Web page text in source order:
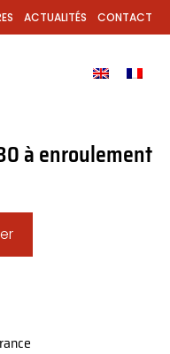
ACTUALITÉS CONTACT
à enroulement